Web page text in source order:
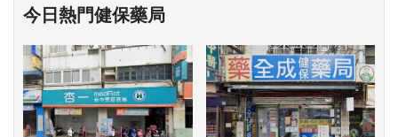
今日熱門健保藥局